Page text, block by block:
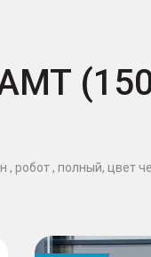
, робот , полный, цвет